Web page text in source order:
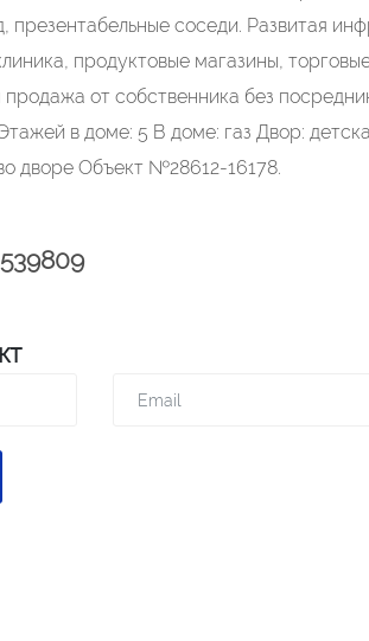
презентабельные соседи. Развитая
продуктовые магазины,
от собственника без
в доме: 5 В доме: газ Двор:
дворе Объект №28612-16178.